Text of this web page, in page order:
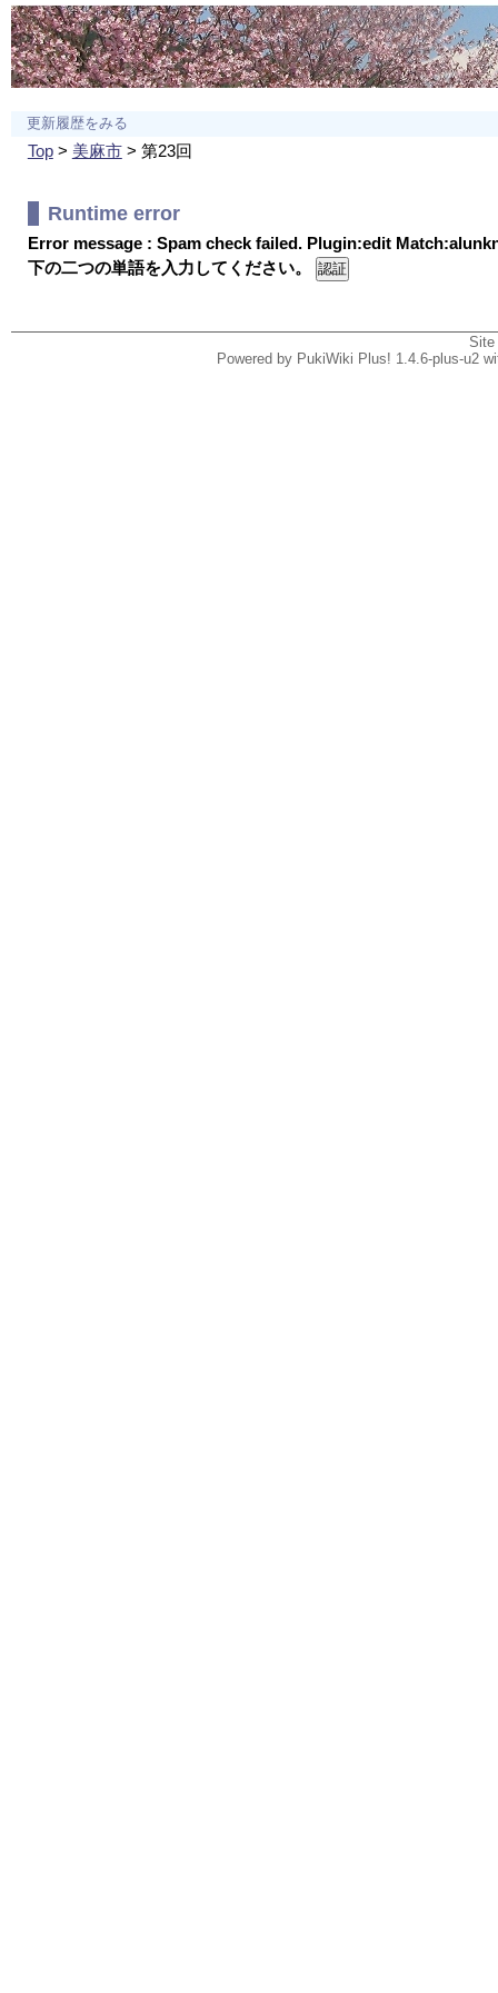
更新履歴をみる
Top> 美麻市> 第23回
Runtime error
Error message : Spam check failed. Plugin:edit
下の二つの単語を入力してください。
Powered by PukiWiki Plus! 1.4.6-plus-u2